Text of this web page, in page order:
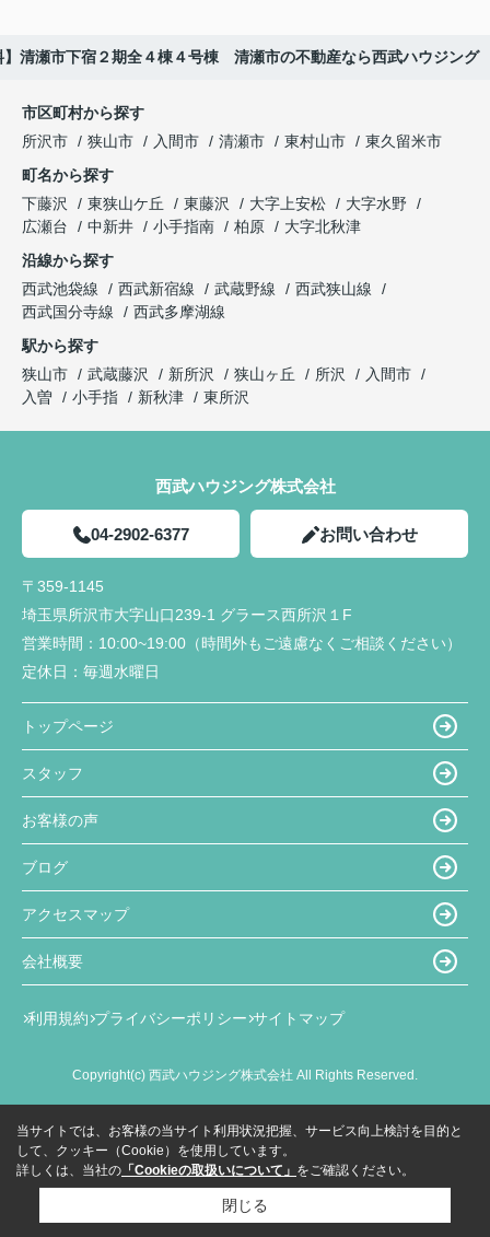
】清瀬市下宿２期全４棟４号棟 清瀬市の不動産なら西武ハウジング
市区町村から探す
所沢市
狭山市 入間市 清瀬市 東村山市
東久留米市
町名から探す
下藤沢
東狭山ケ丘 東藤沢 大字上安松
大字水野
広瀬台
中新井 小手指南 柏原
大字北秋津
沿線から探す
西武池袋線
西武新宿線 武蔵野線
西武狭山線
西武国分寺線
西武多摩湖線
駅から探す
狭山市
武蔵藤沢 新所沢 狭山ヶ丘 所沢
入間市
入曽
小手指 新秋津 東所沢
西武ハウジング株式会社
04-2902-6377 お問い合わせ
〒359-1145
埼玉県所沢市大字山口239-1 グラース西所沢１F
営業時間： 10:00~19:00（時間外もご遠慮なくご相談ください）
定休日： 毎週水曜日
トップページ
スタッフ
お客様の声
ブログ
アクセスマップ
会社概要
利用規約 プライバシーポリシー サイトマップ
Copyright(c) 西武ハウジング株式会社 All Rights Reserved.
当サイトでは、お客様の当サイト利用状況把握、サービス向上検討を目的と
して、クッキー（Cookie）を使用しています。
詳しくは、当社の 「Cookieの取扱いについて」 をご確認ください。
閉じる